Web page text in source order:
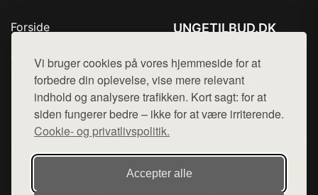
Vi bruger cookies på vores hjemmeside for at
forbedre din oplevelse, vise mere relevant
indhold og analysere trafikken. Kort sagt: for at
siden fungerer bedre – ikke for at være irriterende.
Cookie- og privatlivspolitik.
Accepter alle
Forside
Top Rabatter
Blog
Kontakt
UNGETILBUD.DK
Mail: hej@want.dk
Cookie- og privatlivspolitik
Denne side er en del af want.dk, der udgiver en række
hjemmesider med præsentation af forskellige produkter fra